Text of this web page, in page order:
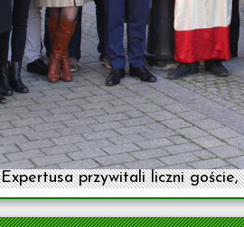
Expertusa przywitali liczni goście,